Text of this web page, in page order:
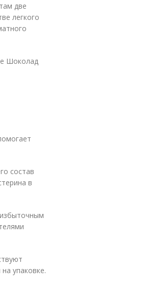
две
легкого
Шоколад
состав
в
упаковке.